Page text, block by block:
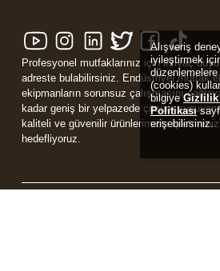
Alışveriş
iyileştirmek
(cookies)
bilgiyeGizlilik
Politikası
erişebilirsiniz.
Profesyonel mutfaklarınız için ihtiyaç
adreste bulabilirsiniz. Endüstriyel mutfak
ekipmanların sorunsuz çalışmasını
kadar geniş bir yelpazede çözüm
kaliteli ve güvenilir ürünlerimizle
hedefliyoruz.